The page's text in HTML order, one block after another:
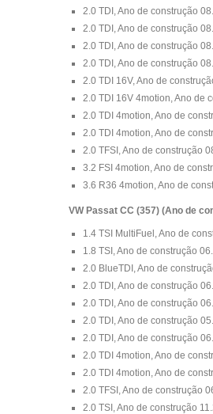
2.0 TDI, Ano de construção
2.0 TDI, Ano de construção
2.0 TDI, Ano de construção
2.0 TDI, Ano de construção
2.0 TDI 16V, Ano de
2.0 TDI 16V 4motion, Ano de
2.0 TDI 4motion, Ano de
2.0 TDI 4motion, Ano de
2.0 TFSI, Ano de construção
3.2 FSI 4motion, Ano de
3.6 R36 4motion, Ano de
VW Passat CC (357) (Ano de
1.4 TSI MultiFuel, Ano de
1.8 TSI, Ano de construção
2.0 BlueTDI, Ano de
2.0 TDI, Ano de construção
2.0 TDI, Ano de construção
2.0 TDI, Ano de construção
2.0 TDI, Ano de construção
2.0 TDI 4motion, Ano de
2.0 TDI 4motion, Ano de
2.0 TFSI, Ano de construção
2.0 TSI, Ano de construção